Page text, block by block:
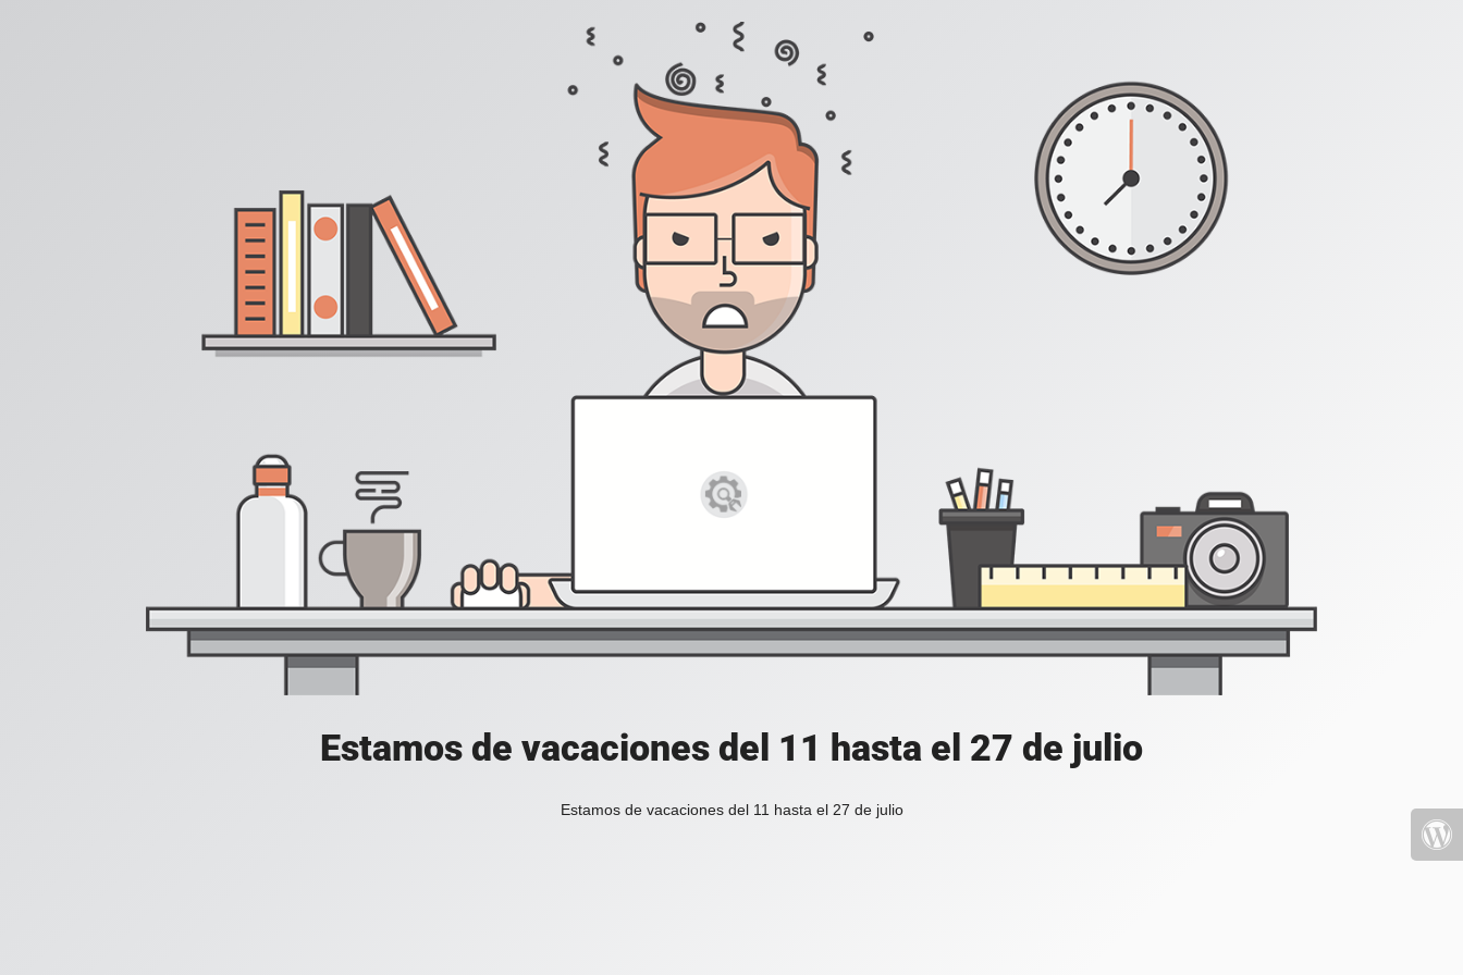
Estamos de vacaciones del 11 hasta el 27 de julio
Estamos de vacaciones del 11 hasta el 27 de julio